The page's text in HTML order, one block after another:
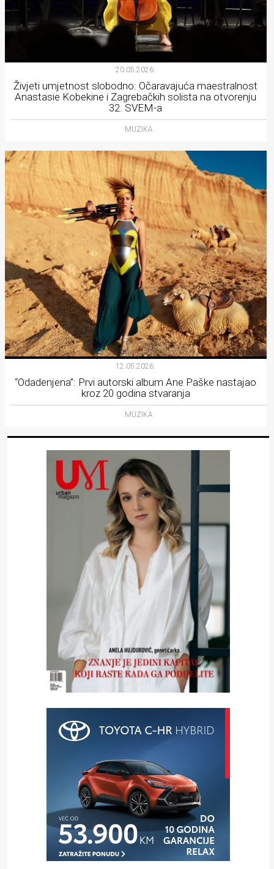
20.05.2026.
Živjeti umjetnost slobodno: Očaravajuća maestralnost
Anastasie Kobekine i Zagrebačkih solista na otvorenju
32. SVEM-a
MUZIKA
12.05.2026.
“Odadenjena”: Prvi autorski album Ane Paške nastajao
kroz 20 godina stvaranja
MUZIKA